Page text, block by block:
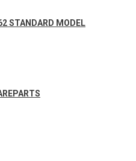
STANDARD MODEL